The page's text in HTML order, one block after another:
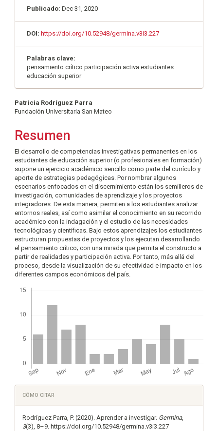
Publicado: Dec 31, 2020
DOI: https://doi.org/10.52948/germina.v3i3.227
Palabras clave:
pensamiento crítico participación activa estudiantes
educación superior
Contenido
principal
del
artículo
Patricia Rodríguez Parra
Fundación Universitaria San Mateo
Resumen
El desarrollo de competencias investigativas permanentes en los
estudiantes de educación superior (o profesionales en formación)
supone un ejercicio académico sencillo como parte del currículo y
aporte de estrategias pedagógicas. Por nombrar algunos
escenarios enfocados en el discernimiento están los semilleros de
investigación, comunidades de aprendizaje y los proyectos
integradores. De esta manera, permiten a los estudiantes analizar
entornos reales, así como asimilar el conocimiento en su recorrido
académico con la indagación y el estudio de las necesidades
tecnológicas y científicas. Bajo estos aprendizajes los estudiantes
estructuran propuestas de proyectos y los ejecutan desarrollando
el pensamiento crítico; con una mirada que permita el constructo a
partir de realidades y participación activa. Por tanto, más allá del
proceso, desde la visualización de su efectividad e impacto en los
diferentes campos económicos del país.
Detalles
del
artículo
CÓMO CITAR
Rodríguez Parra, P. (2020). Aprender a investigar. Germina,
3(3), 8–9. https://doi.org/10.52948/germina.v3i3.227